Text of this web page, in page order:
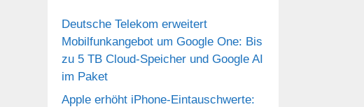
Deutsche Telekom erweitert
Mobilfunkangebot um Google One: Bis
zu 5 TB Cloud-Speicher und Google AI
im Paket
Apple erhöht iPhone-Eintauschwerte: